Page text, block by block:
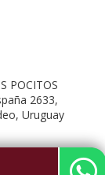
POCITOS
2633,
Uruguay